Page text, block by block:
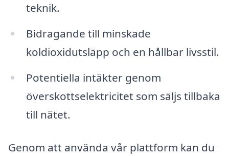
teknik.
Bidragande till minskade
koldioxidutsläpp och en hållbar livsstil.
Potentiella intäkter genom
överskottselektricitet som säljs tillbaka
till nätet.
Genom att använda vår plattform kan du